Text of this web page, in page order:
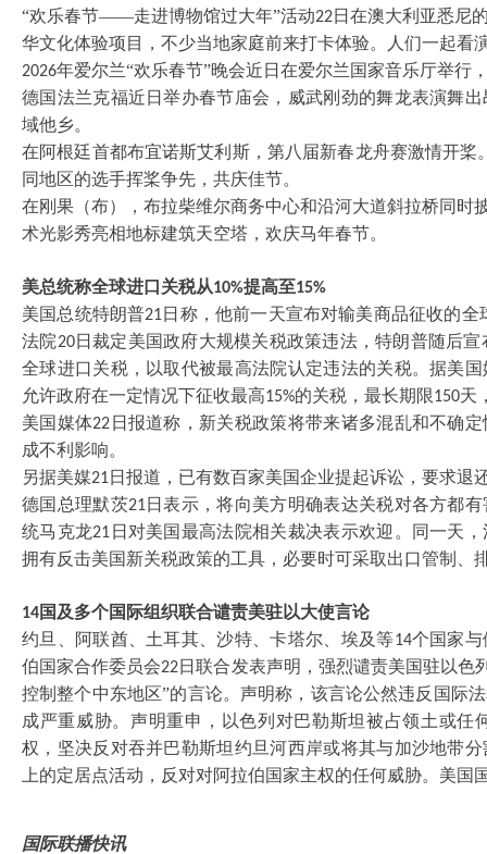
“欢乐春节——走进博物馆过大年”活动22日在澳大利亚悉尼
华文化体验项目，不少当地家庭前来打卡体验。人们一起看
2026年爱尔兰“欢乐春节”晚会近日在爱尔兰国家音乐厅举行
德国法兰克福近日举办春节庙会，威武刚劲的舞龙表演舞
域他乡。
在阿根廷首都布宜诺斯艾利斯，第八届新春龙舟赛激情开桨
同地区的选手挥桨争先，共庆佳节。
在刚果（布），布拉柴维尔商务中心和沿河大道斜拉桥同时
术光影秀亮相地标建筑天空塔，欢庆马年春节。
美总统称全球进口关税从10%提高至15%
美国总统特朗普21日称，他前一天宣布对输美商品征收的全
法院20日裁定美国政府大规模关税政策违法，特朗普随后宣
全球进口关税，以取代被最高法院认定违法的关税。据美
允许政府在一定情况下征收最高15%的关税，最长期限150天
美国媒体22 日报道称，新关税政策将带来诸多混乱和不确
成不利影响。
另据美媒21日报道，已有数百家美国企业提起诉讼，要求退
德国总理默茨21日表示，将向美方明确表达关税对各方都
统马克龙21 日对美国最高法院相关裁决表示欢迎。同一天
拥有反击美国新关税政策的工具，必要时可采取出口管制、
14国及多个国际组织联合谴责美驻以大使言论
约旦、阿联酋、土耳其、沙特、卡塔尔、埃及等14个国家与
伯国家合作委员会22日联合发表声明，强烈谴责美国驻以色
控制整个中东地区”的言论。声明称，该言论公然违反国际
成严重威胁。声明重申，以色列对巴勒斯坦被占领土或
权，坚决反对吞并巴勒斯坦约旦河西岸或将其与加沙地带
上的定居点活动，反对对阿拉伯国家主权的任何威胁。美
国际联播快讯